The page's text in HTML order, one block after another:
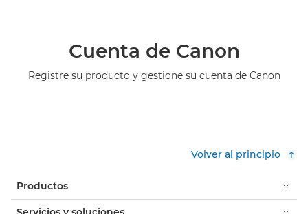
Cuenta de Canon
Registre su producto y gestione su cuenta de Canon
Volver al principio
Productos